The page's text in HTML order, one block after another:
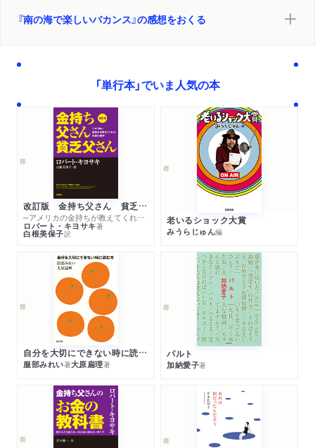
『南の海で楽しいバカンス』の感想をおくる
「単行本」でいま人気の本
改訂版 金持ち父さん 貧乏父さん
─アメリカの金持ちが教えてくれるお金の哲学
ロバート・キヨサキ著
白根美保子訳
老いるショック大賞
みうらじゅん編
自分を大切にできない時に読む本
服部みれい著大原扁理著
パルト
加納愛子著